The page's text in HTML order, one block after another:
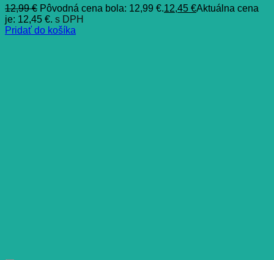
12,99€ Pôvodná cena bola: 12,99 €.12,45 €Aktuálna cena
je: 12,45 €. s DPH
Pridať do košíka